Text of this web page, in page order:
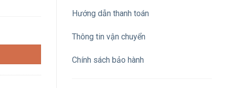
Hướng dẫn thanh toán
Thông tin vận chuyển
Chính sách bảo hành